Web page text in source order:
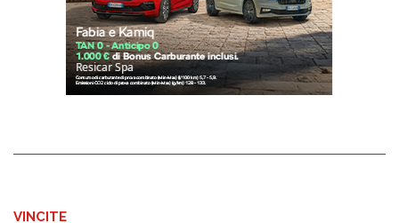
VINCITE